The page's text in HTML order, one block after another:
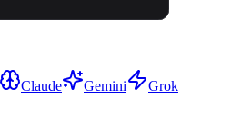
Claude Gemini
Grok